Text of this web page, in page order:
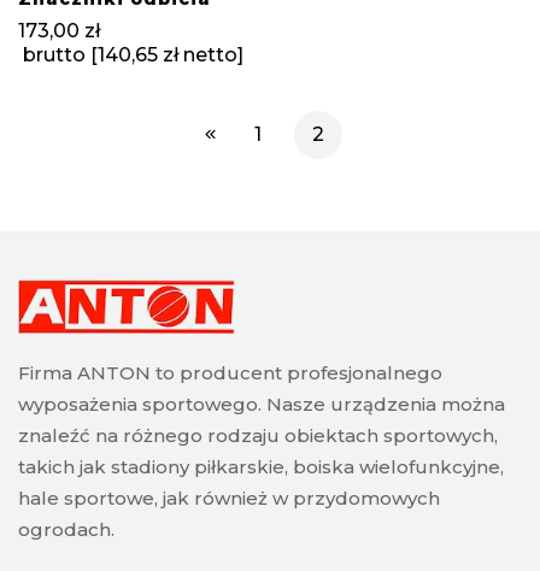
173,00 zł
brutto [140,65 złnetto]
1 2
Firma ANTON to producent profesjonalnego
wyposażenia sportowego. Nasze urządzenia można
znaleźć na różnego rodzaju obiektach sportowych,
takich jak stadiony piłkarskie, boiska wielofunkcyjne,
hale sportowe, jak również w przydomowych
ogrodach.